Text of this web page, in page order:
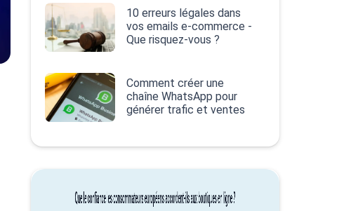
10 erreurs légales dans
vos emails e‑commerce -
Que risquez-vous ?
Comment créer une
chaîne WhatsApp pour
générer trafic et ventes